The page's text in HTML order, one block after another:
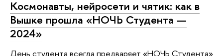
Космонавты, нейросети и чятик: как в
Вышке прошла «НОЧЬ Студента —
2024»
День студента всегда предваряет «НОЧЬ Студента»